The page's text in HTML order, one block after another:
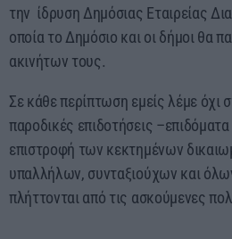
την ίδρυση Δημόσιας Εταιρείας
οποία το Δημόσιο και οι δήμοι θα
ακινήτων τους.
Σε κάθε περίπτωση εμείς λέμε όχι
παροδικές επιδοτήσεις –επιδόματα
επιστροφή των κεκτημένων
υπαλλήλων, συνταξιούχων και
πλήττονται από τις ασκούμενες